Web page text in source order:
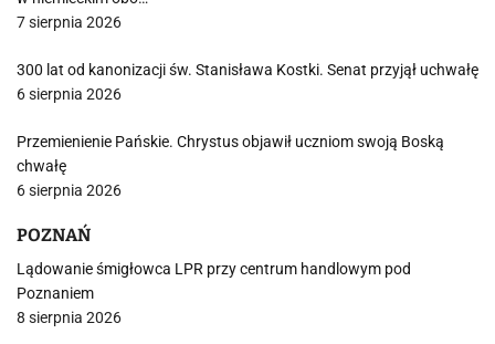
7 sierpnia 2026
300 lat od kanonizacji św. Stanisława Kostki. Senat przyjął uchwałę
6 sierpnia 2026
Przemienienie Pańskie. Chrystus objawił uczniom swoją Boską
chwałę
6 sierpnia 2026
POZNAŃ
Lądowanie śmigłowca LPR przy centrum handlowym pod
Poznaniem
8 sierpnia 2026